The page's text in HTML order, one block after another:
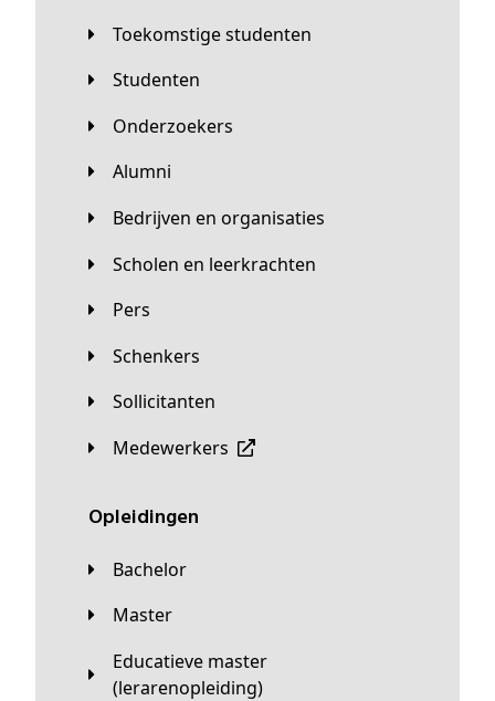
Toekomstige studenten
Studenten
Onderzoekers
Alumni
Bedrijven en organisaties
Scholen en leerkrachten
Pers
Schenkers
Sollicitanten
Medewerkers
Opleidingen
Bachelor
Master
Educatieve master
(lerarenopleiding)